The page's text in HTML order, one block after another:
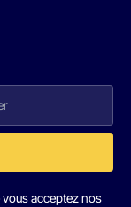
acceptez nos